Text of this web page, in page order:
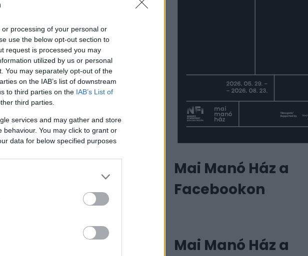
processing of your personal or
use the below opt-out section to
request is processed you may
utilized by us or personal
You may separately opt-out of the
on the IAB’s list of downstream
to third parties on the IAB’s List of
third parties.
services and may gather and store
You may click to grant or
data for below specified purposes
Gjon Mili
Mai Manó Ház a
Facebookon
Mai Manó Ház a